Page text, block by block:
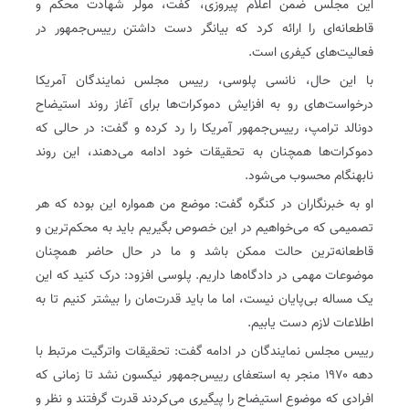
این مجلس ضمن اعلام پیروزی، گفت، مولر شهادت محکم و
قاطعانه‌ای را ارائه کرد که بیانگر دست داشتن رییس‌جمهور در
فعالیت‌های کیفری است.
با این حال، نانسی پلوسی، رییس مجلس نمایندگان آمریکا
درخواست‌های رو به افزایش دموکرات‌ها برای آغاز روند استیضاح
دونالد ترامپ، رییس‌جمهور آمریکا را رد کرده و گفت: در حالی که
دموکرات‌ها همچنان به تحقیقات خود ادامه می‌دهند، این روند
نابهنگام محسوب می‌شود.
او به خبرنگاران در کنگره گفت: موضع من همواره این بوده که هر
تصمیمی که می‌خواهیم در این خصوص بگیریم باید به محکم‌ترین و
قاطعانه‌ترین حالت ممکن باشد و ما در حال حاضر همچنان
موضوعات مهمی در دادگاه‌ها داریم. پلوسی افزود: درک کنید که این
یک مساله بی‌پایان نیست، اما ما باید قدرت‌مان را بیشتر کنیم تا به
اطلاعات لازم دست یابیم.
رییس مجلس نمایندگان در ادامه گفت: تحقیقات واترگیت مرتبط با
دهه ۱۹۷۰ منجر به استعفای رییس‌جمهور نیکسون نشد تا زمانی که
افرادی که موضوع استیضاح را پیگیری می‌کردند قدرت گرفتند و نظر و